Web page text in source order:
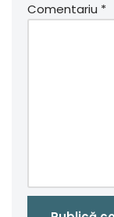
Comentariu *